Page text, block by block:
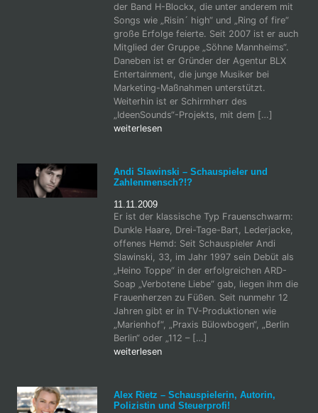
der Band H-Blockx, die unter anderem mit
Songs wie „Risin´ high“ und „Ring of fire“
große Erfolge feierte. Seit 2007 ist er auch
Mitglied der Gruppe „Söhne Mannheims“.
Daneben ist er Gründer der Agentur BLX
Entertainment, die junge Musiker bei
Marketing-Maßnahmen unterstützt.
Weiterhin ist er Schirmherr des
„IdeenSounds“-Projekts, mit dem […]
weiterlesen
Andi Slawinski – Schauspieler und
Zahlenmensch?!?
11.11.2009
Er ist der klassische Typ Frauenschwarm:
Dunkle Haare, Drei-Tage-Bart, Lederjacke,
offenes Hemd: Seit Schauspieler Andi
Slawinski, 33, im Jahr 1997 sein Debüt als
„Heino Toppe“ in der erfolgreichen ARD-
Soap „Verbotene Liebe“ gab, liegen ihm die
Frauenherzen zu Füßen. Seit nunmehr 12
Jahren gibt er in TV-Produktionen wie
„Marienhof“, „Praxis Bülowbogen“, „Berlin
Berlin“ oder „112 – […]
weiterlesen
Alex Rietz – Schauspielerin, Autorin,
Polizistin und Steuerprofi!